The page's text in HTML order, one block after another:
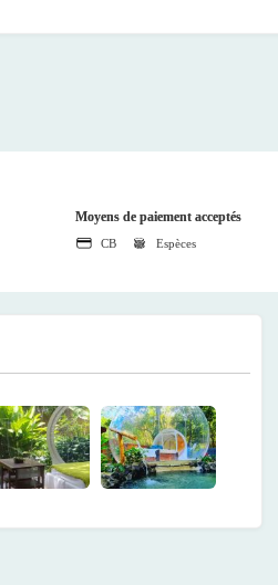
Moyens de paiement acceptés
CB Espèces